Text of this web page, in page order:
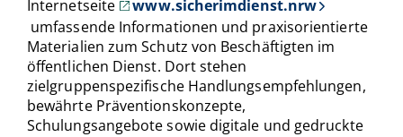
Internetseite
www.sicherimdienst.nrw
umfassende Informationen und praxisorientierte
Materialien zum Schutz von Beschäftigten im
öffentlichen Dienst. Dort stehen
zielgruppenspezifische Handlungsempfehlungen,
bewährte Präventionskonzepte,
Schulungsangebote sowie digitale und gedruckte